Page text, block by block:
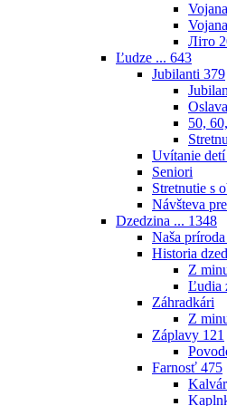
Літо
Ľudze ... 643
Jubilanti 379
50,
Uvítanie
Seniori
Stretnutie s
Návšteva
Dzedzina ... 1348
Naša príroda
Historia
Z
Ľudia
Záhradkári
Z
Záplavy 121
Farnosť 475